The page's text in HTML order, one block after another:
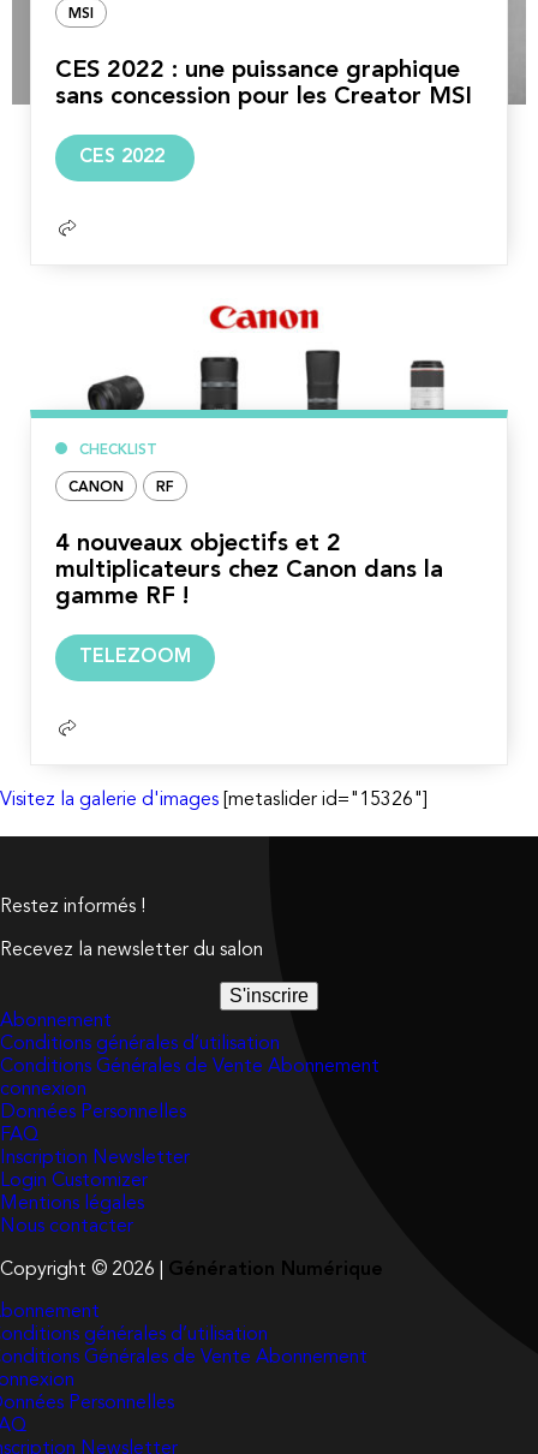
MSI
CES 2022 : une puissance graphique
sans concession pour les Creator MSI
CES 2022
CHECKLIST
CANON RF
4 nouveaux objectifs et 2
multiplicateurs chez Canon dans la
gamme RF !
TELEZOOM
Visitez la galerie d'images [metaslider id="15326"]
Restez informés !
Recevez la newsletter du salon
S'inscrire
Abonnement
Conditions générales d’utilisation
Conditions Générales de Vente Abonnement
connexion
Données Personnelles
FAQ
Inscription Newsletter
Login Customizer
Mentions légales
Nous contacter
Copyright © 2026 | Génération Numérique
générales d’utilisation
Générales de Vente Abonnement
Personnelles
Newsletter